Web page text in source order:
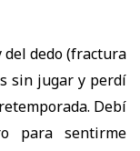
del dedo (fractura
sin jugar y perdí
Debí
para sentirme